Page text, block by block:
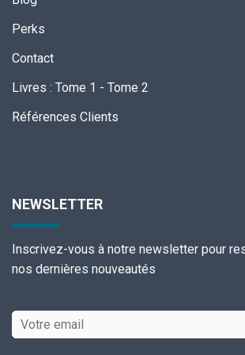
Perks
Contact
Livres : Tome 1 - Tome 2
Références Clients
NEWSLETTER
Inscrivez-vous à notre newsletter pour
nos dernières nouveautés